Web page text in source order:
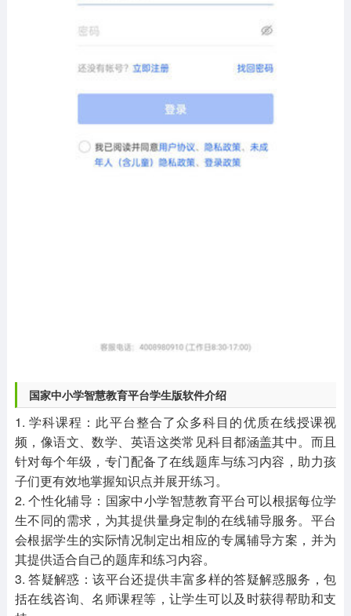
国家中小学智慧教育平台学生版软件介绍
1. 学科课程：此平台整合了众多科目的优质在线授课视
频，像语文、数学、英语这类常见科目都涵盖其中。而且
针对每个年级，专门配备了在线题库与练习内容，助力孩
子们更有效地掌握知识点并展开练习。
2. 个性化辅导：国家中小学智慧教育平台可以根据每位学
生不同的需求，为其提供量身定制的在线辅导服务。平台
会根据学生的实际情况制定出相应的专属辅导方案，并为
其提供适合自己的题库和练习内容。
3. 答疑解惑：该平台还提供丰富多样的答疑解惑服务，包
括在线咨询、名师课程等，让学生可以及时获得帮助和支